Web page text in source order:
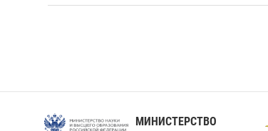
МИНИСТЕРСТВО